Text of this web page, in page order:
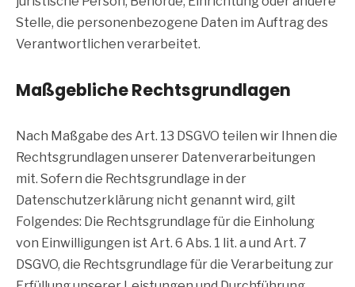
Stelle, die personenbezogene Daten im Auftrag des
Verantwortlichen verarbeitet.
Maßgebliche Rechtsgrundlagen
Nach Maßgabe des Art. 13 DSGVO teilen wir Ihnen die
Rechtsgrundlagen unserer Datenverarbeitungen
mit. Sofern die Rechtsgrundlage in der
Datenschutzerklärung nicht genannt wird, gilt
Folgendes: Die Rechtsgrundlage für die Einholung
von Einwilligungen ist Art. 6 Abs. 1 lit. a und Art. 7
DSGVO, die Rechtsgrundlage für die Verarbeitung zur